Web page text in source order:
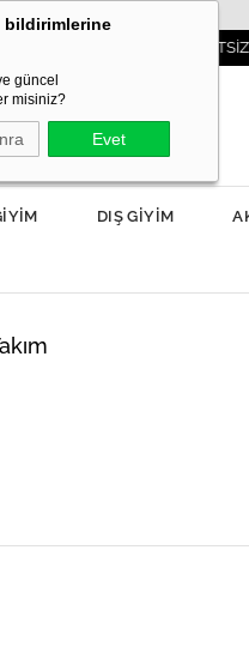
KARGO ÜCRETSİZ!
bildirimlerine
güncel
misiniz?
Evet
DIŞ GİYİM